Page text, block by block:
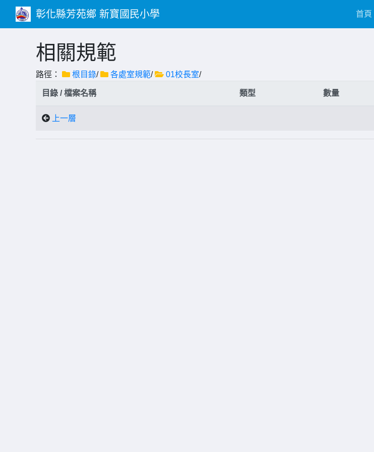
彰化縣芳苑鄉 新寶國民小學 首頁
相關規範
路徑： 根目錄/ 各處室規範/ 01校長室/
目錄 / 檔案名稱 類型 數量
上一層